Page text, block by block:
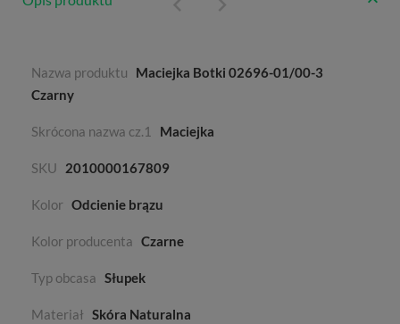
Nazwa produktu
Maciejka Botki 02696-01/00-3
Czarny
Skrócona nazwa cz.1 Maciejka
SKU 2010000167809
Kolor Odcienie brązu
Kolor producenta Czarne
Typ obcasa Słupek
Materiał Skóra Naturalna